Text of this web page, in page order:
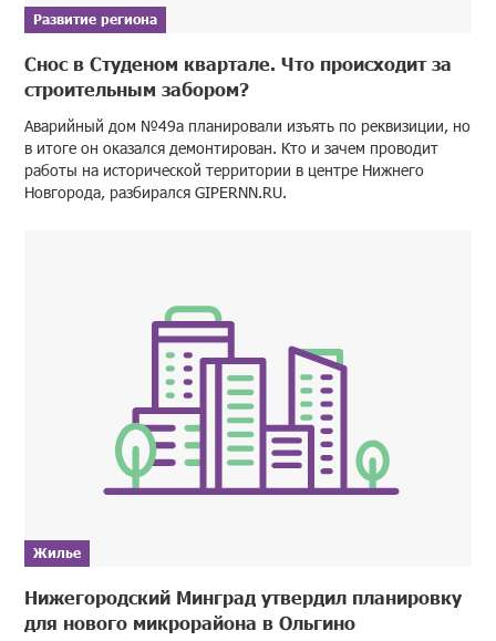
Развитие региона
Снос в Студеном квартале. Что происходит за
строительным забором?
Аварийный дом №49а планировали изъять по реквизиции, но
в итоге он оказался демонтирован. Кто и зачем проводит
работы на исторической территории в центре Нижнего
Новгорода, разбирался GIPERNN.RU.
Жилье
Нижегородский Минград утвердил планировку
для нового микрорайона в Ольгино